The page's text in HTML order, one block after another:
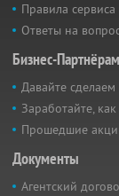
Правила сервиса
Ответы на
Бизнес-Партнёрам
Давайте
Заработайте,
Прошедшие
Документы
Агентский